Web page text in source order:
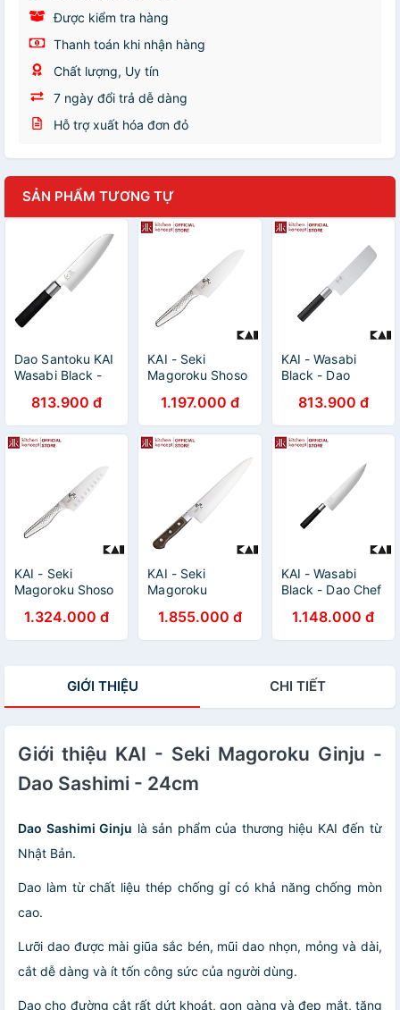
Được kiểm tra hàng
Thanh toán khi nhận hàng
Chất lượng, Uy tín
7 ngày đổi trả dễ dàng
Hỗ trợ xuất hóa đơn đỏ
SẢN PHẨM TƯƠNG TỰ
Dao Santoku KAI
Wasabi Black -
chính hãng
813.900 đ
KAI - Seki
Magoroku Shoso
16.5cm
1.197.000 đ
KAI - Wasabi
Black - Dao
813.900 đ
KAI - Seki
Magoroku Shoso
hollow - 16.5cm
1.324.000 đ
KAI - Seki
Magoroku
Chef - 27cm
1.855.000 đ
KAI - Wasabi
Black - Dao Chef
1.148.000 đ
GIỚI THIỆU CHI TIẾT
Giới thiệu KAI - Seki Magoroku Ginju -
Dao Sashimi - 24cm
Dao Sashimi Ginju là sản phẩm của thương hiệu KAI đến từ
Nhật Bản.
Dao làm từ chất liệu thép chống gỉ có khả năng chống mòn
cao.
Lưỡi dao được mài giũa sắc bén, mũi dao nhọn, mỏng và dài,
cắt dễ dàng và ít tốn công sức của người dùng.
Dao cho đường cắt rất dứt khoát, gọn gàng và đẹp mắt, tăng